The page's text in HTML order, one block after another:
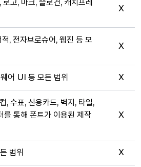
고, 마크, 슬로건, 캐치프레
X
, 전자브로슈어, 웹진 등 모
X
어 UI 등 모든 범위 X
, 수표, 신용카드, 벽지, 타일,
를 통해 폰트가 이용된 제작
X
범위 X